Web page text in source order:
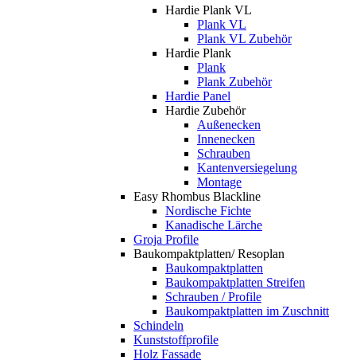
Hardie Plank VL
Plank VL
Plank VL Zubehör
Hardie Plank
Plank
Plank Zubehör
Hardie Panel
Hardie Zubehör
Außenecken
Innenecken
Schrauben
Kantenversiegelung
Montage
Easy Rhombus Blackline
Nordische Fichte
Kanadische Lärche
Groja Profile
Baukompaktplatten/ Resoplan
Baukompaktplatten
Baukompaktplatten Streifen
Schrauben / Profile
Baukompaktplatten im Zuschnitt
Schindeln
Kunststoffprofile
Holz Fassade